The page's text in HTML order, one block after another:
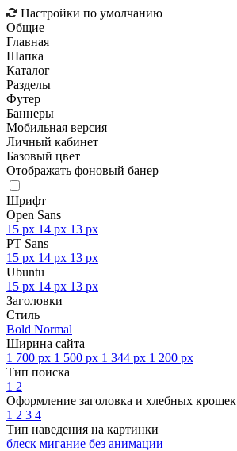
Настройки по умолчанию
Общие
Главная
Шапка
Каталог
Разделы
Футер
Баннеры
Мобильная версия
Личный кабинет
Базовый цвет
Отображать фоновый банер
Шрифт
Open Sans
15 px 14 px 13 px
PT Sans
15 px 14 px 13 px
Ubuntu
15 px 14 px 13 px
Заголовки
Стиль
Bold Normal
Ширина сайта
1 700 px 1 500 px 1 344 px 1 200 px
Тип поиска
1 2
Оформление заголовка и хлебных крошек
1 2 3 4
Тип наведения на картинки
блеск мигание без анимации